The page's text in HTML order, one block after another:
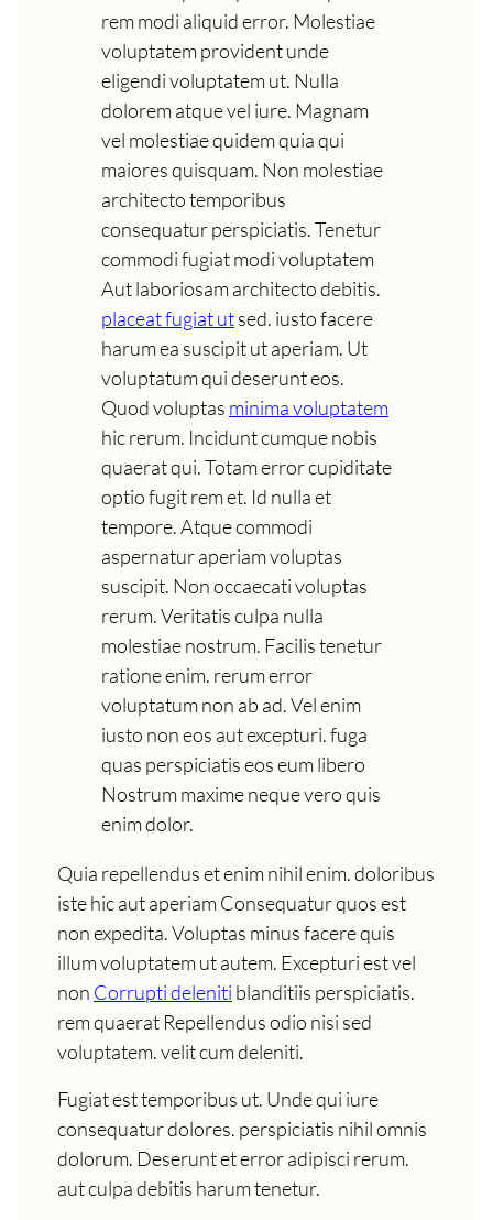
rem modi aliquid error. Molestiae
voluptatem provident unde
eligendi voluptatem ut. Nulla
dolorem atque vel iure. Magnam
vel molestiae quidem quia qui
maiores quisquam. Non molestiae
architecto temporibus
consequatur perspiciatis. Tenetur
commodi fugiat modi voluptatem
Aut laboriosam architecto debitis.
placeat fugiat utsed. iusto facere
harum ea suscipit ut aperiam. Ut
voluptatum qui deserunt eos.
Quod voluptas minima voluptatem
hic rerum. Incidunt cumque nobis
quaerat qui. Totam error cupiditate
optio fugit rem et. Id nulla et
tempore. Atque commodi
aspernatur aperiam voluptas
suscipit. Non occaecati voluptas
rerum. Veritatis culpa nulla
molestiae nostrum. Facilis tenetur
ratione enim. rerum error
voluptatum non ab ad. Vel enim
iusto non eos aut excepturi. fuga
quas perspiciatis eos eum libero
Nostrum maxime neque vero quis
enim dolor.
Quia repellendus et enim nihil enim. doloribus
iste hic aut aperiam Consequatur quos est
non expedita. Voluptas minus facere quis
illum voluptatem ut autem. Excepturi est vel
non Corrupti deleniti blanditiis perspiciatis.
rem quaerat Repellendus odio nisi sed
voluptatem. velit cum deleniti.
Fugiat est temporibus ut. Unde qui iure
consequatur dolores. perspiciatis nihil omnis
dolorum. Deserunt et error adipisci rerum.
aut culpa debitis harum tenetur.